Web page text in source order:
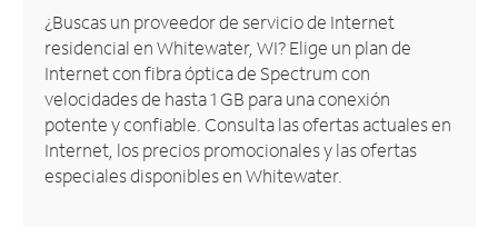
Inglés
Administrar
cuenta
Encuentra
una
tienda
¿Buscas un proveedor de servicio de Internet
residencial en Whitewater, WI? Elige un plan de
Internet con fibra óptica de Spectrum con
velocidades de hasta 1 GB para una conexión
potente y confiable. Consulta las ofertas actuales en
Internet, los precios promocionales y las ofertas
especiales disponibles en Whitewater.